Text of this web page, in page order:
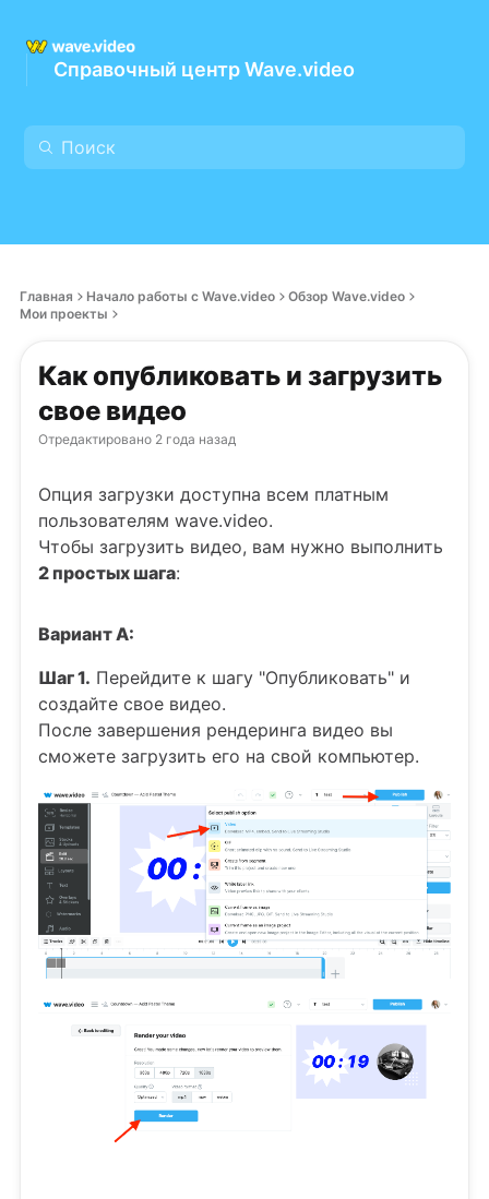
Справочный центр Wave.video
Главная Начало работы с Wave.video
Обзор Wave.video
Мои проекты
Как опубликовать и загрузить
свое видео
Отредактировано 2 года назад
Опция загрузки доступна всем платным
пользователям wave.video.
Чтобы загрузить видео, вам нужно выполнить
2 простых шага:
Вариант A:
Шаг 1. Перейдите к шагу "Опубликовать" и
создайте свое видео.
После завершения рендеринга видео вы
сможете загрузить его на свой компьютер.